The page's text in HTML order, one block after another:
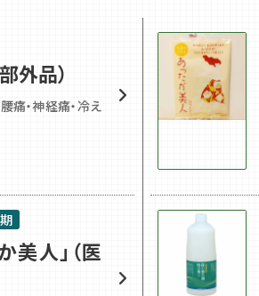
外品）
痛・神経痛・冷え
美人」（医